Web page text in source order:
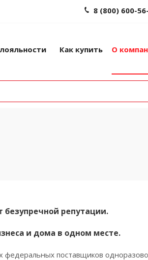
8 (800) 600-
Как купить О
безупречной репутации.
и дома в одном месте.
федеральных поставщиков